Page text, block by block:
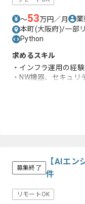
〜53万円／月
本町(大阪府)/一部
Python
求めるスキル
・インフラ運用の経験
・NW機器、セキュリ
募集終了
【AIエン
件
リモートOK